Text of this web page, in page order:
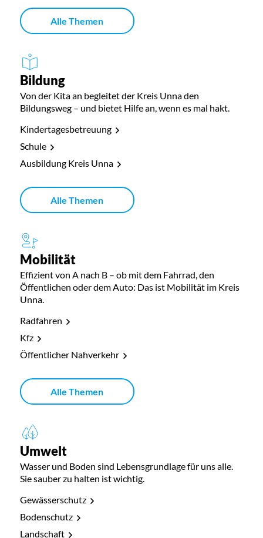
Alle Themen
Bildung
Von der Kita an begleitet der Kreis Unna den
Bildungsweg – und bietet Hilfe an, wenn es mal hakt.
Kindertagesbetreuung
Schule
Ausbildung Kreis Unna
Alle Themen
Mobilität
Effizient von A nach B – ob mit dem Fahrrad, den
Öffentlichen oder dem Auto: Das ist Mobilität im Kreis
Unna.
Radfahren
Kfz
Öffentlicher Nahverkehr
Alle Themen
Umwelt
Wasser und Boden sind Lebensgrundlage für uns alle.
Sie sauber zu halten ist wichtig.
Gewässerschutz
Bodenschutz
Landschaft